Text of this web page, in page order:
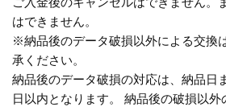
はできません。
※納品後のデータ破損以外による交換
承ください。
納品後のデータ破損の対応は、納品日
日以内となります。 納品後の破損以